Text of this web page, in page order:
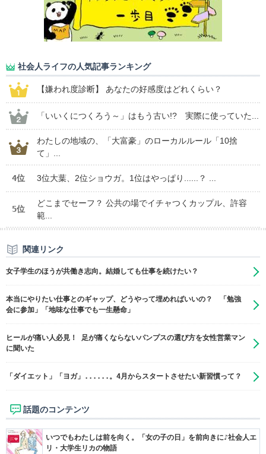
社会人ライフの人気記事ランキング
【嫌われ度診断】 あなたの好感度はどれくらい？
「いいくにつくろう～」はもう古い!? 実際に使っていた...
わたしの地域の、「大富豪」のローカルルール「10捨
て」...
4位 3位大葉、2位ショウガ。1位はやっぱり......？ ...
5位
どこまでセーフ？ 公共の場でイチャつくカップル、許容
範...
関連リンク
女子学生のほうが共働き志向。結婚しても仕事を続けたい？
本当にやりたい仕事とのギャップ、どうやって埋めればいいの？ 「勉強
会に参加」「地味な仕事でも一生懸命」
ヒールが痛い人必見！ 足が痛くならないパンプスの選び方を女性営業マン
に聞いた
「ダイエット」「ヨガ」......。4月からスタートさせたい新習慣って？
話題のコンテンツ
いつでもわたしは前を向く。「女の子の日」を前向きに♪社会人エ
リ・大学生リカの物語